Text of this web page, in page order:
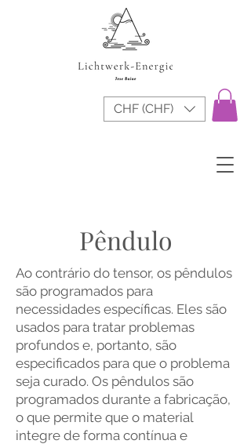
CHF (CHF)
Pêndulo
Ao contrário do tensor, os pêndulos
são programados para
necessidades específicas. Eles são
usados ​​para tratar problemas
profundos e, portanto, são
especificados para que o problema
seja curado. Os pêndulos são
programados durante a fabricação,
o que permite que o material
integre de forma contínua e